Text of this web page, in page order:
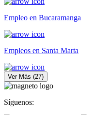
Empleo en Bucaramanga
Empleos en Santa Marta
Ver Más (27)
Síguenos: